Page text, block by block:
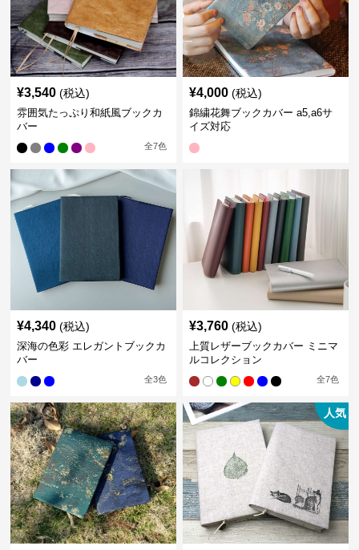
¥3,540 (税込)
雰囲気たっぷり和紙風ブックカ
バー
全7色
¥4,000 (税込)
錦繍花舞ブックカバー a5,a6サ
イズ対応
¥4,340 (税込)
深海の色彩 エレガントブックカ
バー
全3色
¥3,760 (税込)
上質レザーブックカバー ミニマ
ルコレクション
全7色
人気